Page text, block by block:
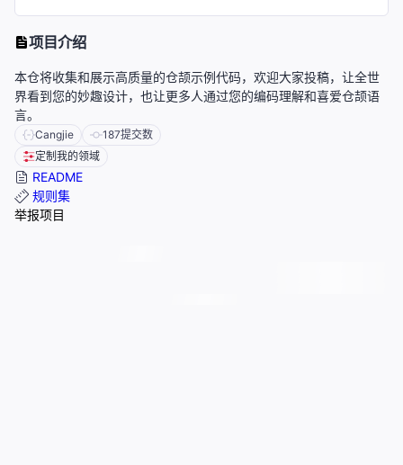
项目介绍
本仓将收集和展示高质量的仓颉示例代码，欢迎大家投稿，让全世
界看到您的妙趣设计，也让更多人通过您的编码理解和喜爱仓颉语
言。
Cangjie 187提交数
定制我的领域
README
规则集
举报项目